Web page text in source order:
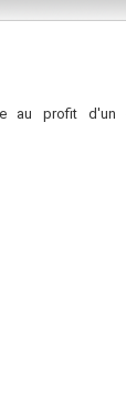
profit d'un